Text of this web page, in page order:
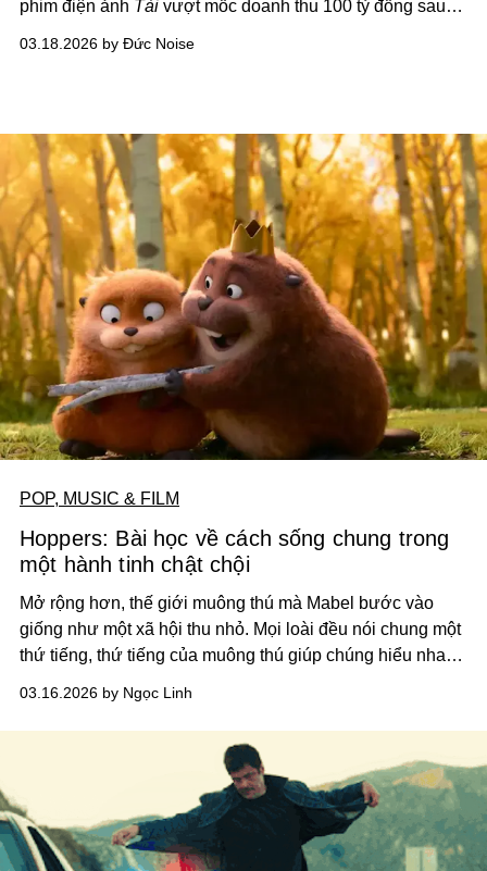
phim điện ảnh Tài vượt mốc doanh thu 100 tỷ đồng sau
03.18.2026 by Đức Noise
POP, MUSIC & FILM
Hoppers: Bài học về cách sống chung trong
một hành tinh chật chội
Mở rộng hơn, thế giới muông thú mà Mabel bước vào
giống như một xã hội thu nhỏ. Mọi loài đều nói chung một
thứ tiếng, thứ tiếng của muông thú giúp chúng hiểu nhau
03.16.2026 by Ngọc Linh